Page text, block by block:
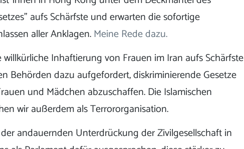
aufs Schärfste und erwarten die sofortige
aller Anklagen. Meine Rede dazu.
Inhaftierung von Frauen im Iran aufs Schärfste
Behörden dazu aufgefordert, diskriminierende Gesetze
und Mädchen abzuschaffen. Die Islamischen
wir außerdem als Terrororganisation.
andauernden Unterdrückung der Zivilgesellschaft in